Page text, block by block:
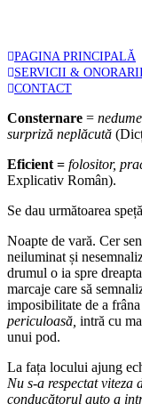
PAGINA PRINCIPALĂ
SERVICII & ONORARII
CONTACT
Consternare =
surpriză neplăcută
Eficient = folositor,
Explicativ Român).
Se dau următoarea
Noapte de vară. Cer
neiluminat și
drumul o ia spre
marcaje care să
imposibilitate de a
periculoasă, intră cu
unui pod.
La fața locului ajung
Nu s-a respectat viteza
conducătorul auto a